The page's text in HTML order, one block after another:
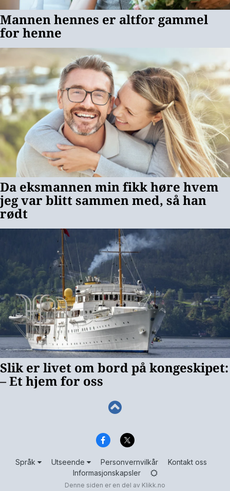
Språk Utseende Personvernvilkår
Kontakt oss
Informasjonskapsler
Denne siden er en del av Klikk.no